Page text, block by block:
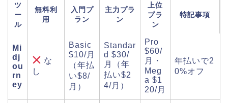
ツ
ー
ル
無料利
用
入門プ
ラン
主力プラ
ン
上位
プラ
ン
特記事項
Mi
dj
ou
rn
ey
な
し
Basic
$10/月
（年払
い$8/
月）
Standar
d $30/
月（年
払い$2
4/月）
Pro
$60/
月・
Meg
a $1
20/月
年払いで2
0%オフ